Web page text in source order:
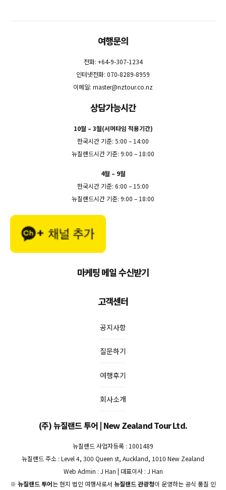
여행문의
전화: +64-9-307-1234
인터넷전화: 070-8289-8959
이메일: master@nztour.co.nz
상담가능시간
10월 – 3월(서머타임 적용기간)
한국시간 기준: 5:00 – 14:00
뉴질랜드시간 기준: 9:00 – 18:00
4월 – 9월
한국시간 기준: 6:00 – 15:00
뉴질랜드시간 기준: 9:00 – 18:00
마케팅 메일 수신받기
고객센터
공지사항
질문하기
여행후기
회사소개
(주) 뉴질랜드 투어 | New Zealand Tour Ltd.
뉴질랜드 사업자등록 : 1001489
뉴질랜드 주소 : Level 4, 300 Queen st, Auckland, 1010 New Zealand
Web Admin : J Han | 대표이사 : J Han
※ 뉴질랜드 투어는 현지 법인 여행사로서 뉴질랜드 관광청이 운영하는 공식 품질 인